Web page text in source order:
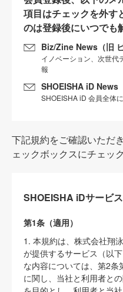
項目はチェックを外す
のは登録後にいつでも
Biz/Zine News（旧
イノベーション、次世代
報
SHOEISHA iD News
SHOEISHA iD 会員全体
下記規約をご確認いただ
ェックボックスにチェッ
SHOEISHA iDサービ
第1条（適用）
1. 本規約は、株式会社翔
が提供するサービス（以
な内容については、第2条
に関し、当社と利用者と